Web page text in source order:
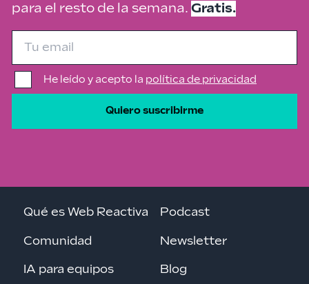
para el resto de la semana. Gratis.
He leído y acepto la política de privacidad
Quiero suscribirme
Qué es Web Reactiva
Comunidad
IA para equipos
Podcast
Newsletter
Blog